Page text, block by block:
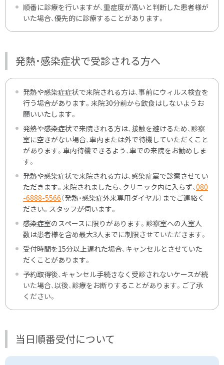
順番に診療を行いますが、重症度が高いと判断した患者様が
いた場合、優先的に診療することがあります。
発熱・感染症状で受診される方へ
発熱や感染症症状で来院される方は、事前にウィルス検査を
行う場合があります。来院30分前から飲食はしないようお
願いいたします。
発熱や感染症状で来院される方は、接触を避けるため、診察
室に空きがない場合、車内または外で待機していただくこと
があります。車内待機できるよう、車での来院をお勧めしま
す。
発熱や感染症状で来院される方は、感染症室で診察させてい
ただきます。来院されましたら、クリニック内に入らず、080
-6888-5566（発熱・感染症外来専用ダイヤル）までご連絡く
ださい。スタッフが伺います。
感染症室のスペースに限りがあります。診察室への入室人
数は患者様を含め最大3人までに制限させていただきます。
受付時間を15分以上遅れた場合、キャンセルとさせていた
だくことがあります。
予約取得後、キャンセル手続きなく受診されないケースが続
いた場合、以後、診療をお断りすることがあります。ご了承
ください。
当日順番受付について